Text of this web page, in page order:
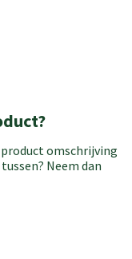
omschrijving
Neem dan